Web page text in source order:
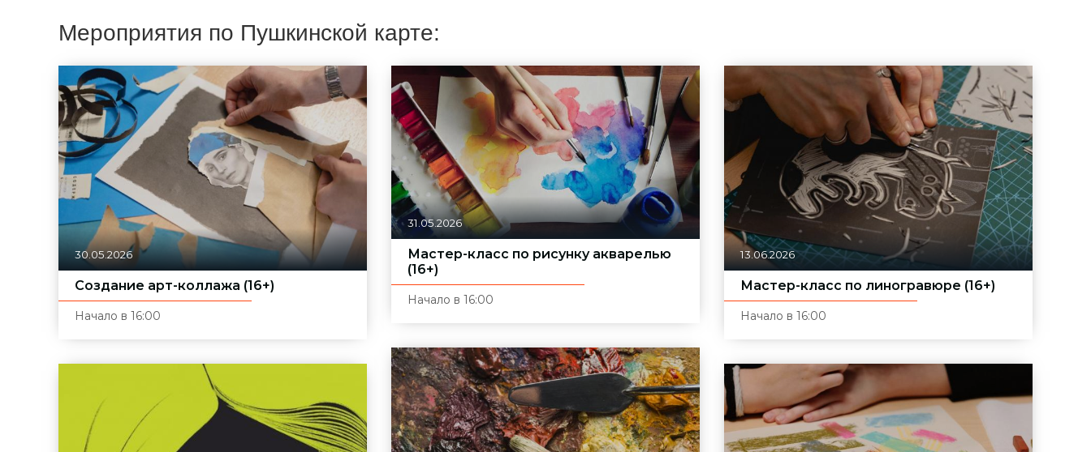
Мероприятия по Пушкинской карте:
30.05.2026
Создание арт-коллажа (16+)
Начало в 16:00
31.05.2026
Мастер-класс по рисунку акварелью
(16+)
Начало в 16:00
13.06.2026
Мастер-класс по линогравюре (16+)
Начало в 16:00